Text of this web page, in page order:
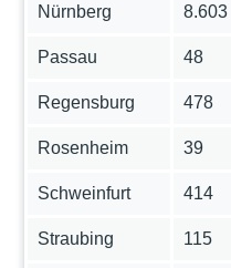
Nürnberg 8.603
Passau 48
Regensburg 478
Rosenheim 39
Schweinfurt 414
Straubing 115